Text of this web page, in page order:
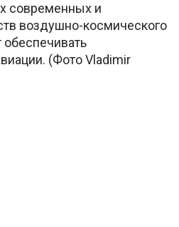
современных и
воздушно-космического
обеспечивать
(Фото Vladimir